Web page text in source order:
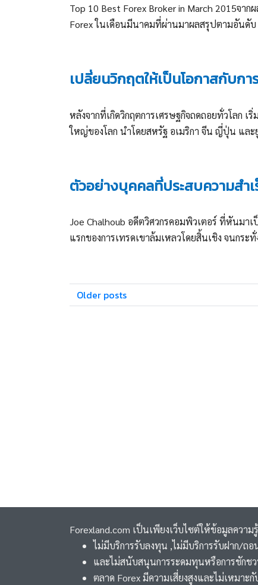
Top 10 Best Forex Broker in March 2015จา
Forex ในเดือนมีนาคมที่ผ่านมาผลสรุปตามอันดับ
เปลี่ยนวิกฤตให้เป็นโอกาสกับก
หลังจากที่เกิดวิกฤตการเศรษฐกิจถดถอยทั่วโลก
ใหญ่ของโลก นำโดยสหรัฐ อเมริกา จีน ญี่ปุ่น และ
ตัวอย่างบุคคลที่ประสบความสำ
Joe Chalhoub อดีตวิศวกรคอมพิวเตอร์ ที่หันมา
แรกของการเทรดเขาล้มเหลวโดยสิ้นเชิง จนกระ
Posts
navigation
Older posts
Forexland.com เป็นเพียงเว็บไซต์ให้ข้อมูลควา
ไม่มีบริการรับลงทุน ,ไม่มีบริการรับฝาก/ถ
และไม่สนับสนุนการระดมทุนหรือการชักช
ตลาด Forex มีความเสี่ยงสูงและไม่เหมา